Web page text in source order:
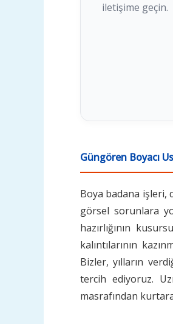
iletişime geçin.
Güngören Boyacı
Boya badana işleri,
görsel sorunlara
hazırlığının
kalıntılarının
Bizler, yılların
tercih ediyoruz.
masrafından